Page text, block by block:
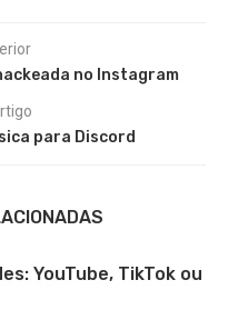
no Instagram
para Discord
YouTube, TikTok ou